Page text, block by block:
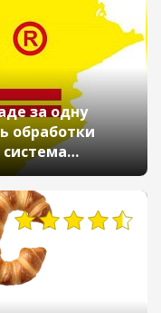
за одну
обработки